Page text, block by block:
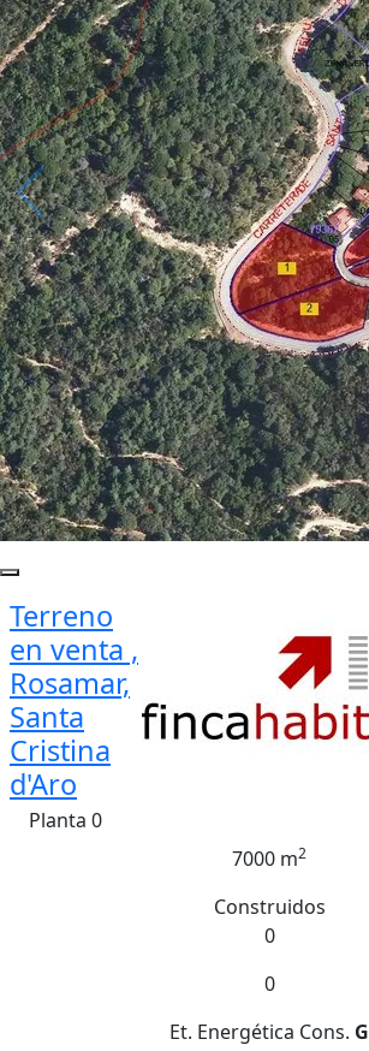
Terreno
en venta ,
Rosamar,
Santa
Cristina
d'Aro
Planta 0
7000 m2
Construidos
0
0
Et. Energética Cons. G